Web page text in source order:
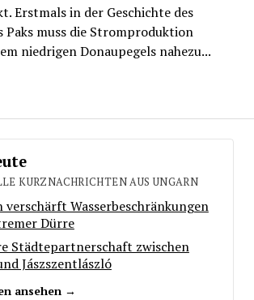
Erstmals in der Geschichte des
muss die Stromproduktion
niedrigen Donaupegels nahezu...
KURZNACHRICHTEN AUS UNGARN
verschärft Wasserbeschränkungen
Dürre
Städtepartnerschaft zwischen
Jászszentlászló
ansehen →